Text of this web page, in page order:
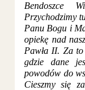
Bendoszce
Przychodzimy
Panu Bogu i
opiekę nad
Pawła II. Za to
gdzie dane
powodów do
Cieszmy się